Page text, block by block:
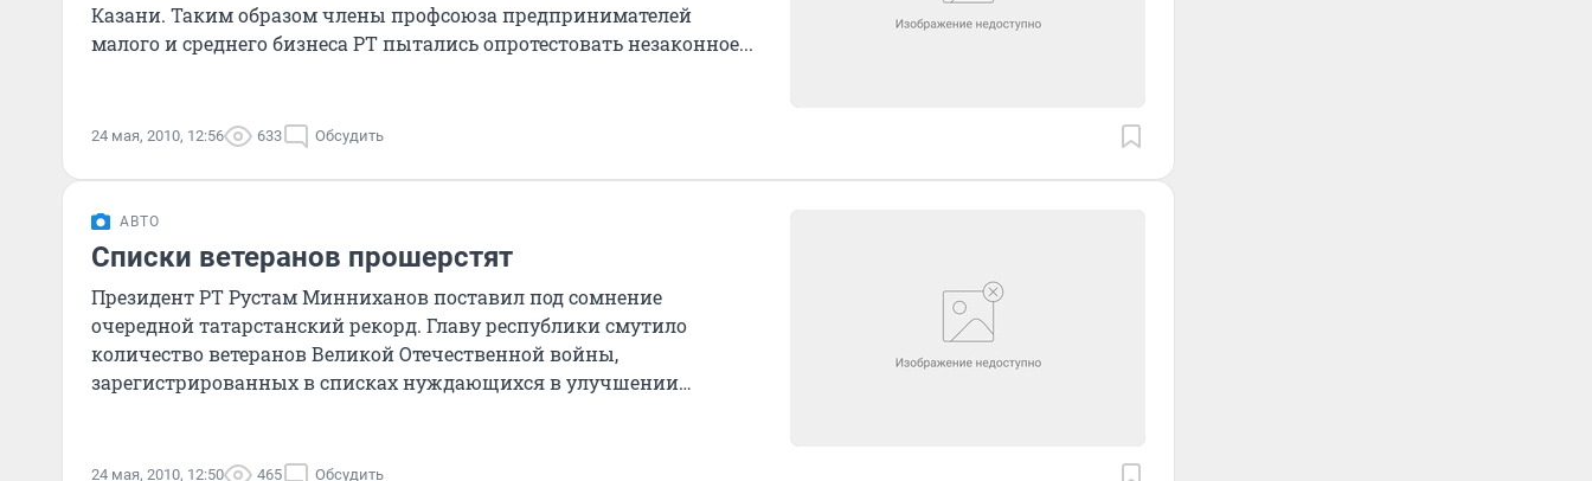
Казани. Таким образом члены профсоюза предпринимателей
малого и среднего бизнеса РТ пытались опротестовать незаконное...
24 мая, 2010, 12:56 633 Обсудить
АВТО
Списки ветеранов прошерстят
Президент РТ Рустам Минниханов поставил под сомнение
очередной татарстанский рекорд. Главу республики смутило
количество ветеранов Великой Отечественной войны,
зарегистрированных в списках нуждающихся в улучшении
24 мая, 2010, 12:50 465 Обсудить